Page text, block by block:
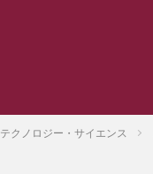
テクノロジー・サイエンス